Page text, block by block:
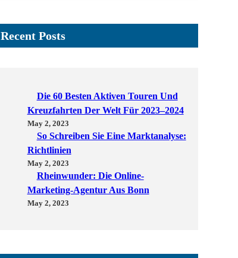
Recent Posts
Die 60 Besten Aktiven Touren Und
Kreuzfahrten Der Welt Für 2023–2024
May 2, 2023
So Schreiben Sie Eine Marktanalyse:
Richtlinien
May 2, 2023
Rheinwunder: Die Online-
Marketing-Agentur Aus Bonn
May 2, 2023